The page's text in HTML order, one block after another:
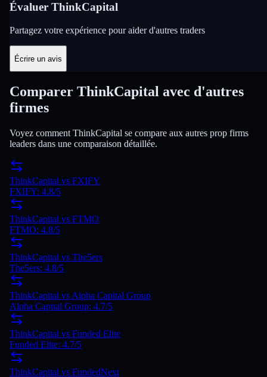
Évaluer ThinkCapital
Partagez votre expérience pour aider d'autres traders
Écrire un avis
Comparer ThinkCapital avec d'autres
firmes
Voyez comment ThinkCapital se compare aux autres prop firms
leaders dans une comparaison détaillée.
ThinkCapital vs FXIFY
FXIFY: 4.8/5
ThinkCapital vs FTMO
FTMO: 4.8/5
ThinkCapital vs The5ers
The5ers: 4.8/5
ThinkCapital vs Alpha Capital Group
Alpha Capital Group: 4.7/5
ThinkCapital vs Funded Elite
Funded Elite: 4.7/5
ThinkCapital vs FundedNext